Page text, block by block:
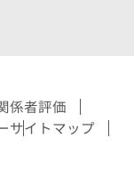
係者評価
サイトマップ